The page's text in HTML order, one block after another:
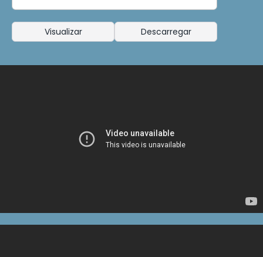
Visualizar Descarregar